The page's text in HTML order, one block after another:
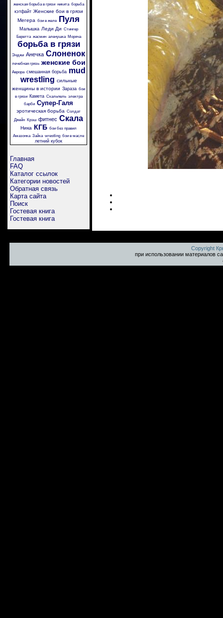
женская борьба в грязи никита борьба
кэтфайт Женские бои в грязи
Мегера бои в желе Пуля
Малышка Леди Ди Стингер
Беретта жасмин аленушка Моряча
борьба в грязи
Энджи Анечка Слоненок
лечебная грязь женские бои
Аврора смешанная борьба mud
wrestling сильные
женщины в истории Зараза бои
в грязи
Камета Скальпель электра
барби Супер-Галя
эротическая борьба Солдат
Джейн Крэш фитнес Скала
Ника КГБ бои без правил
Амазонка Зайка wrestling бои в масле
летний кубок
Главная
FAQ
Каталог ссылок
Категории новостей
Обратная связь
Карта сайта
Поиск
Гостевая книга
Гостевая книга
Copyright
при использовании материалов